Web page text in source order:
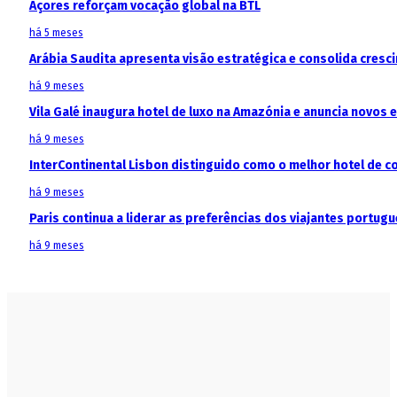
Açores reforçam vocação global na BTL
há 5 meses
Arábia Saudita apresenta visão estratégica e consolida
há 9 meses
Vila Galé inaugura hotel de luxo na Amazónia e anuncia
há 9 meses
InterContinental Lisbon distinguido como o melhor hotel de
há 9 meses
Paris continua a liderar as preferências dos viajantes
há 9 meses